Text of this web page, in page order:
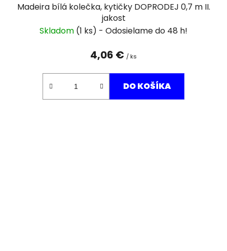
Madeira bílá kolečka, kytičky DOPRODEJ 0,7 m II.
jakost
Skladom (1 ks)
4,06 € / ks
DO KOŠÍKA